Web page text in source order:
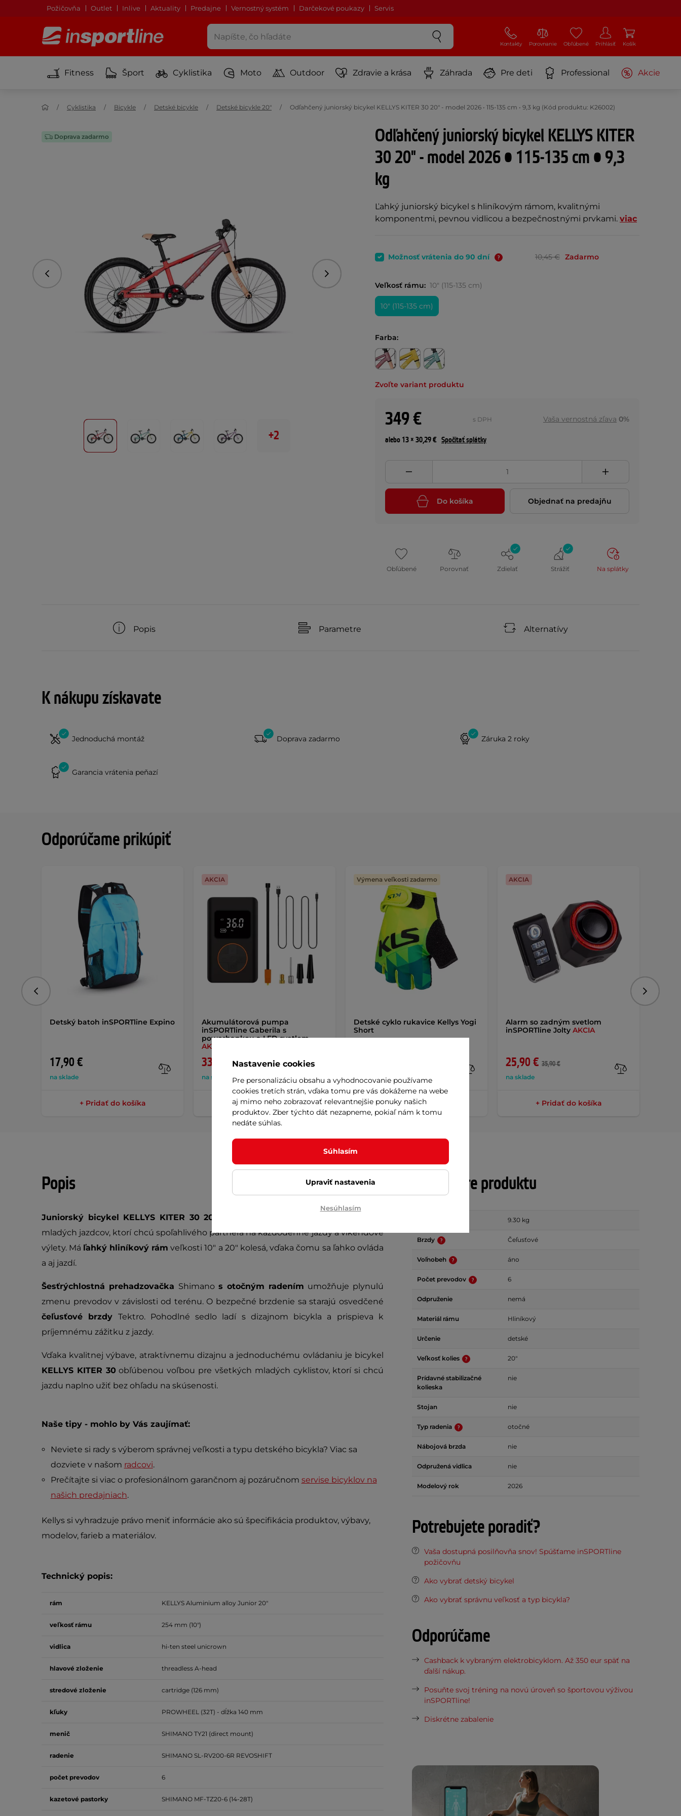
Požičovňa Outlet Inlive Aktuality Predajne Vernostný systém Darčekové poukazy Servis
Kontakty Porovnanie Obľúbené Prihlásiť Košík
Fitness Šport Cyklistika Moto Outdoor Zdravie a krása Záhrada Pre deti Professional Akcie
Cyklistika Bicykle Detské bicykle Detské bicykle 20" Odľahčený juniorský bicykel KELLYS KITER 30 20" - model 2026 • 115-135 cm • 9,3 kg (Kód produktu: K26002)
Odľahčený juniorský bicykel KELLYS KITER
30 20" - model 2026 • 115-135 cm • 9,3
kg
Ľahký juniorský bicykel s hliníkovým rámom, kvalitnými
komponentmi, pevnou vidlicou a bezpečnostnými prvkami. viac
Doprava zadarmo
Predchádzajúce Nasledujúce
+2
Možnosť vrátenia do 90 dní 10,45 € Zadarmo
Veľkosť rámu: 10" (115-135 cm)
10" (115-135 cm)
Farba:
Zvoľte variant produktu
349 € s DPH Vaša vernostná zľava 0%
alebo 13 × 30,29 € Spočítať splátky
Do košíka Objednať na predajňu
Obľúbené Porovnať Zdielať Strážiť Na splátky
Popis Parametre Alternatívy
K nákupu získavate
Jednoduchá montáž Doprava zadarmo Záruka 2 roky
Garancia vrátenia peňazí
Odporúčame prikúpiť
Detský batoh inSPORTline Expino
17,90 €
na sklade
+ Pridať do košíka
Akumulátorová pumpa
inSPORTline Gaberila s
powerbankou a LED svetlom
AKCIA
33,90 € 41,90 €
na sklade
AKCIA
+ Pridať do košíka
Detské cyklo rukavice Kellys Yogi
Short
skladom na predajni
Výmena veľkosti zadarmo
+ Pridať do košíka
Alarm so zadným svetlom
inSPORTline Jolty AKCIA
25,90 € 35,90 €
na sklade
AKCIA
+ Pridať do košíka
Predchádzajúce
Popis
Juniorský bicykel KELLYS KITER 30 20"
mladých jazdcov, ktorí chcú spoľahlivého partnera na každodenné jazdy a víkendové
výlety. Má ľahký hliníkový rám veľkosti 10" a 20" kolesá, vďaka čomu sa ľahko ovláda
a aj jazdí.
Šesťrýchlostná prehadzovačka Shimano s otočným radením umožňuje plynulú
zmenu prevodov v závislosti od terénu. O bezpečné brzdenie sa starajú osvedčené
čeľusťové brzdy Tektro. Pohodlné sedlo ladí s dizajnom bicykla a prispieva k
príjemnému zážitku z jazdy.
Vďaka kvalitnej výbave, atraktívnemu dizajnu a jednoduchému ovládaniu je bicykel
KELLYS KITER 30obľúbenou voľbou pre všetkých mladých cyklistov, ktorí si chcú
jazdu naplno užiť bez ohľadu na skúsenosti.
Naše tipy - mohlo by Vás zaujímať:
Neviete si rady s výberom správnej veľkosti a typu detského bicykla? Viac sa
dozviete v našom radcovi.
Prečítajte si viac o profesionálnom garančnom aj pozáručnom servise bicyklov na
našich predajniach.
Kellys si vyhradzuje právo meniť informácie ako sú špecifikácia produktov, výbavy,
modelov, farieb a materiálov.
Technický popis:
rám KELLYS Aluminium alloy Junior 20"
veľkosť rámu 254 mm (10")
vidlica hi-ten steel unicrown
hlavové zloženie threadless A-head
stredové zloženie cartridge (126 mm)
kľuky PROWHEEL (32T) - dĺžka 140 mm
menič SHIMANO TY21 (direct mount)
radenie SHIMANO SL-RV200-6R REVOSHIFT
počet prevodov 6
kazetové pastorky SHIMANO MF-TZ20-6 (14-28T)
Parametre produktu
9.30 kg
Brzdy Čeľusťové
Voľnobeh áno
Počet prevodov 6
Odpruženie nemá
Materiál rámu Hliníkový
Určenie detské
Veľkosť kolies 20"
Prídavné stabilizačné
kolieska
nie
Stojan nie
Typ radenia otočné
Nábojová brzda nie
Odpružená vidlica nie
Modelový rok 2026
Potrebujete poradiť?
Vaša dostupná posilňovňa snov! Spúšťame inSPORTline
požičovňu
Ako vybrať detský bicykel
Ako vybrať správnu veľkosť a typ bicykla?
Odporúčame
Cashback k vybraným elektrobicyklom. Až 350 eur späť na
ďalší nákup.
Posuňte svoj tréning na novú úroveň so športovou výživou
inSPORTline!
Diskrétne zabalenie
Nastavenie cookies
Pre personalizáciu obsahu a vyhodnocovanie používame
cookies tretích strán, vďaka tomu pre vás dokážeme na webe
aj mimo neho zobrazovať relevantnejšie ponuky našich
produktov. Zber týchto dát nezapneme, pokiaľ nám k tomu
nedáte súhlas.
Súhlasím
Upraviť nastavenia
Nesúhlasím